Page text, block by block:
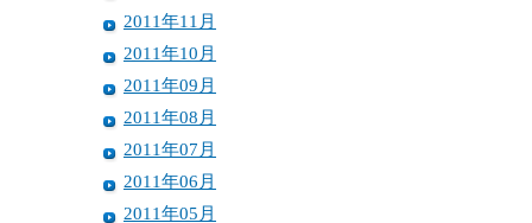
2011年11月
2011年10月
2011年09月
2011年08月
2011年07月
2011年06月
2011年05月